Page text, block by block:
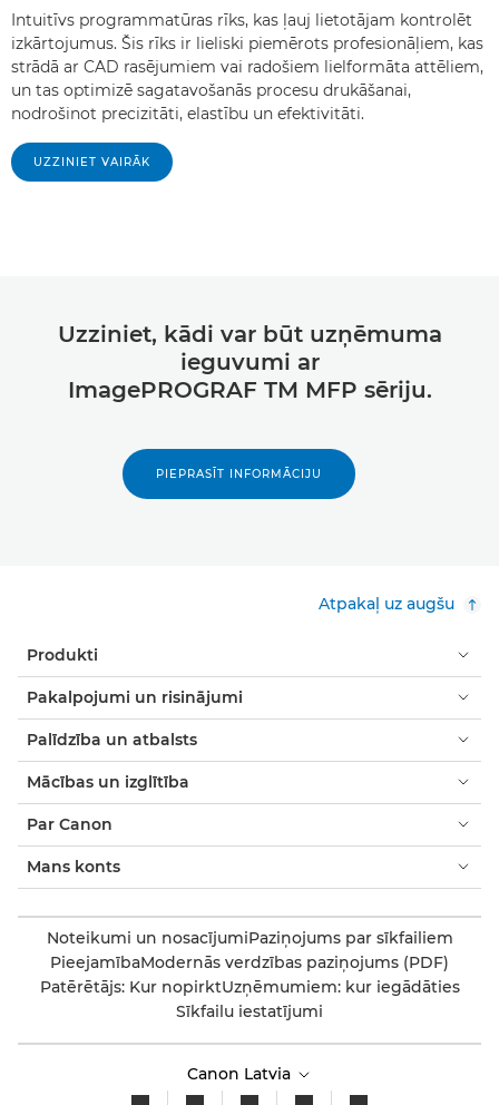
Intuitīvs programmatūras rīks, kas ļauj lietotājam kontrolēt
izkārtojumus. Šis rīks ir lieliski piemērots profesionāļiem, kas
strādā ar CAD rasējumiem vai radošiem lielformāta attēliem,
un tas optimizē sagatavošanās procesu drukāšanai,
nodrošinot precizitāti, elastību un efektivitāti.
UZZINIET VAIRĀK
Uzziniet, kādi var būt uzņēmuma
ieguvumi ar
ImagePROGRAF TM MFP sēriju.
PIEPRASĪT INFORMĀCIJU
Atpakaļ uz augšu
Produkti
Pakalpojumi un risinājumi
Palīdzība un atbalsts
Mācības un izglītība
Par Canon
Mans konts
Noteikumi un nosacījumiPaziņojums par sīkfailiem
PieejamībaModernās verdzības paziņojums (PDF)
Patērētājs: Kur nopirktUzņēmumiem: kur iegādāties
Sīkfailu iestatījumi
Canon Latvia